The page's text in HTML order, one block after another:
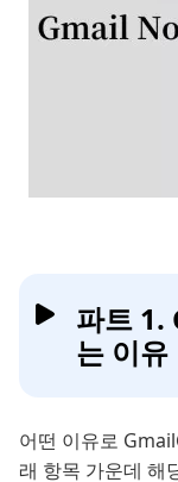
파트 1.
는 이유
어떤 이유로
래 항목 가운데 해